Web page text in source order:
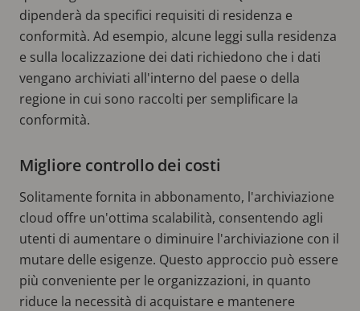
dipenderà da specifici requisiti di residenza e
conformità. Ad esempio, alcune leggi sulla residenza
e sulla localizzazione dei dati richiedono che i dati
vengano archiviati all'interno del paese o della
regione in cui sono raccolti per semplificare la
conformità.
Migliore controllo dei costi
Solitamente fornita in abbonamento, l'archiviazione
cloud offre un'ottima scalabilità, consentendo agli
utenti di aumentare o diminuire l'archiviazione con il
mutare delle esigenze. Questo approccio può essere
più conveniente per le organizzazioni, in quanto
riduce la necessità di acquistare e mantenere